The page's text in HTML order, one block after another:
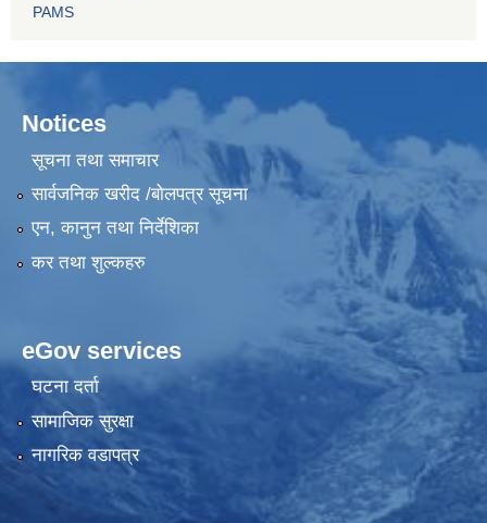
PAMS
Notices
सूचना तथा समाचार
सार्वजनिक खरीद /बोलपत्र सूचना
एन, कानुन तथा निर्देशिका
कर तथा शुल्कहरु
eGov services
घटना दर्ता
सामाजिक सुरक्षा
नागरिक वडापत्र